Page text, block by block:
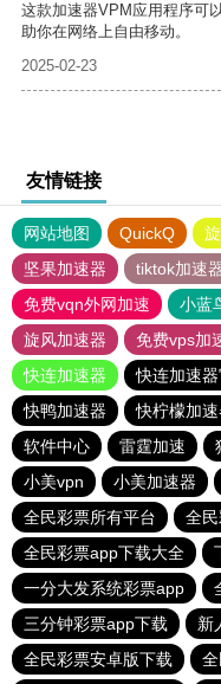
这款加速器VPM应用程序可
助你在网络上自由移动。
2025-02-23
友情链接
网站地图 QuickQ
坚果加速器
tiktok加速
免费vqn外网加速
小蓝
旋风加速器
免费vps加
快连加速器
快连加速
快鸭加速器
快柠檬加速
软件中心
雷霆加速
小美vpn
小美加速器
全民彩票所有平台
全
全民彩票app下载大全
一分大发系统彩票app
三分钟彩票app下载
新
全民彩票安卓版下载